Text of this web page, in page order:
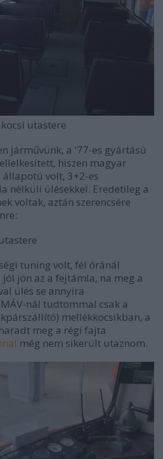
utastere
járművünk, a '77-es gyártású
hiszen magyar
volt, 3+2-es
nélküli ülésekkel. Eredetileg a
voltak, aztán szerencsére
tuning volt, fél óránál
jön az a fejtámla, na meg a
ülés se annyira
nál tudtommal csak a
mellékkocsikban, a
meg a régi fajta
még nem sikerült utaznom.